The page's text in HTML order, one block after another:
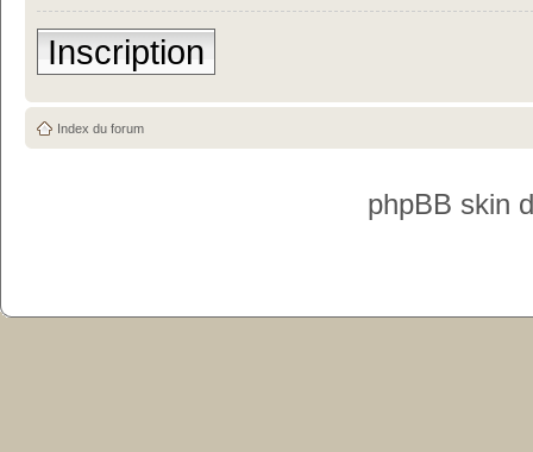
Inscription
Index du forum
phpBB skin